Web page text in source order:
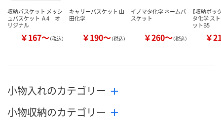
収納バスケット メッシ
ュバスケット Ａ4 オ
リジナル
￥167～（税込）
キャリーバスケット 山
田化学
￥190～（税込）
イノマタ化学 ネームバ
スケット
￥260～（税込）
【収納ボッ
タ化学 ス
ットB5
￥
小物入れのカテゴリー
小物収納のカテゴリー